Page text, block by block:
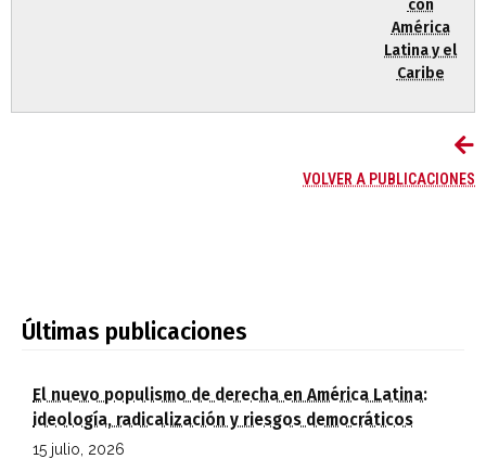
con
América
Latina y el
Caribe
VOLVER A PUBLICACIONES
Últimas publicaciones
El nuevo populismo de derecha en América Latina:
ideología, radicalización y riesgos democráticos
15 julio, 2026